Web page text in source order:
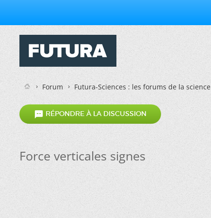
Forum Futura-Sciences : les forums de la science
 RÉPONDRE À LA DISCUSSION
Force verticales signes